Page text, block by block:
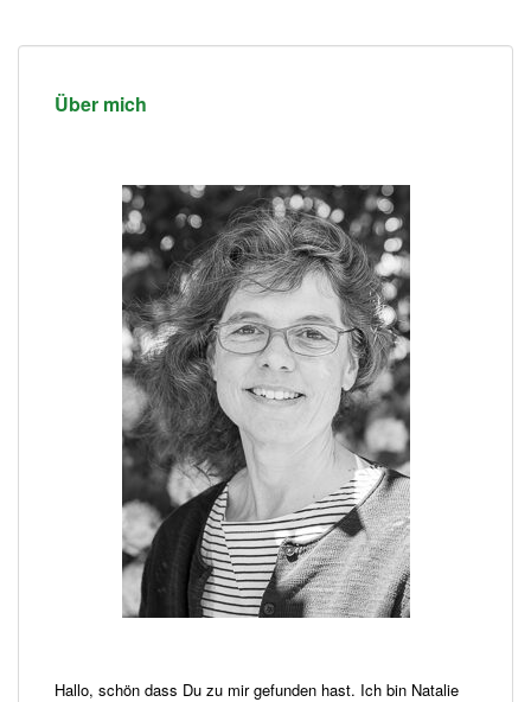
Über mich
Hallo, schön dass Du zu mir gefunden hast. Ich bin Natalie